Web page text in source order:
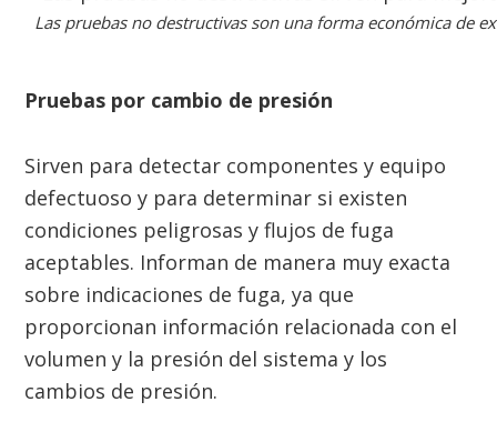
Las pruebas no destructivas son una forma económica de
Pruebas por cambio de presión
Sirven para detectar componentes y equipo
defectuoso y para determinar si existen
condiciones peligrosas y flujos de fuga
aceptables. Informan de manera muy exacta
sobre indicaciones de fuga, ya que
proporcionan información relacionada con el
volumen y la presión del sistema y los
cambios de presión.